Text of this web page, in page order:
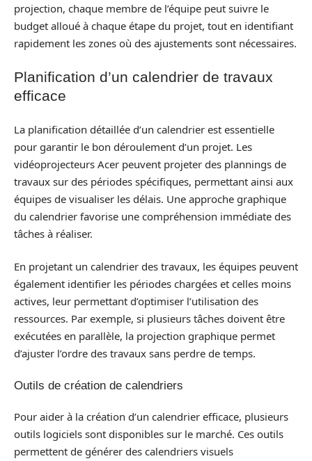
projection, chaque membre de l’équipe peut suivre le
budget alloué à chaque étape du projet, tout en identifiant
rapidement les zones où des ajustements sont nécessaires.
Planification d’un calendrier de travaux
efficace
La planification détaillée d’un calendrier est essentielle
pour garantir le bon déroulement d’un projet. Les
vidéoprojecteurs Acer peuvent projeter des plannings de
travaux sur des périodes spécifiques, permettant ainsi aux
équipes de visualiser les délais. Une approche graphique
du calendrier favorise une compréhension immédiate des
tâches à réaliser.
En projetant un calendrier des travaux, les équipes peuvent
également identifier les périodes chargées et celles moins
actives, leur permettant d’optimiser l’utilisation des
ressources. Par exemple, si plusieurs tâches doivent être
exécutées en parallèle, la projection graphique permet
d’ajuster l’ordre des travaux sans perdre de temps.
Outils de création de calendriers
Pour aider à la création d’un calendrier efficace, plusieurs
outils logiciels sont disponibles sur le marché. Ces outils
permettent de générer des calendriers visuels